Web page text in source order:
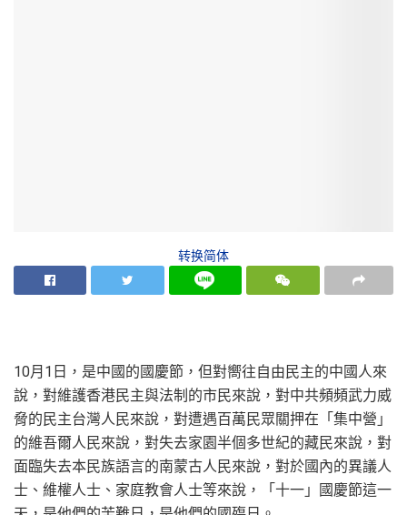
转换简体
10月1日，是中國的國慶節，但對嚮往自由民主的中國人來
說，對維護香港民主與法制的市民來說，對中共頻頻武力威
脅的民主台灣人民來說，對遭遇百萬民眾關押在「集中營」
的維吾爾人民來說，對失去家園半個多世紀的藏民來說，對
面臨失去本民族語言的南蒙古人民來說，對於國內的異議人
士、維權人士、家庭教會人士等來說，「十一」國慶節這一